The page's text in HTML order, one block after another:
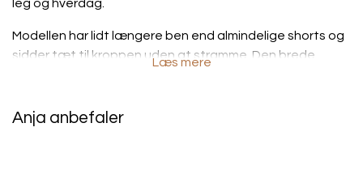
leg og hverdag.
Modellen har lidt længere ben end almindelige shorts og
sidder tæt til kroppen uden at stramme. Den brede
Cykelshortsene er perfekte på varme sommerdage, men
Læs mere
Anja anbefaler